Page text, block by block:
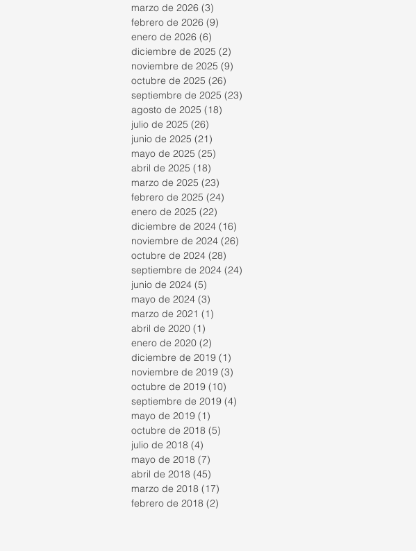
marzo de 2026 (3)
febrero de 2026 (9)
enero de 2026 (6)
diciembre de 2025 (2)
noviembre de 2025 (9)
octubre de 2025 (26)
septiembre de 2025 (23)
agosto de 2025 (18)
julio de 2025 (26)
junio de 2025 (21)
mayo de 2025 (25)
abril de 2025 (18)
marzo de 2025 (23)
febrero de 2025 (24)
enero de 2025 (22)
diciembre de 2024 (16)
noviembre de 2024 (26)
octubre de 2024 (28)
septiembre de 2024 (24)
junio de 2024 (5)
mayo de 2024 (3)
marzo de 2021 (1)
abril de 2020 (1)
enero de 2020 (2)
diciembre de 2019 (1)
noviembre de 2019 (3)
octubre de 2019 (10)
septiembre de 2019 (4)
mayo de 2019 (1)
octubre de 2018 (5)
julio de 2018 (4)
mayo de 2018 (7)
abril de 2018 (45)
marzo de 2018 (17)
febrero de 2018 (2)